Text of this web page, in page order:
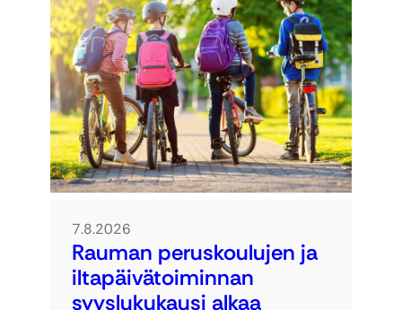
7.8.2026
Rauman peruskoulujen ja
iltapäivätoiminnan
syyslukukausi alkaa